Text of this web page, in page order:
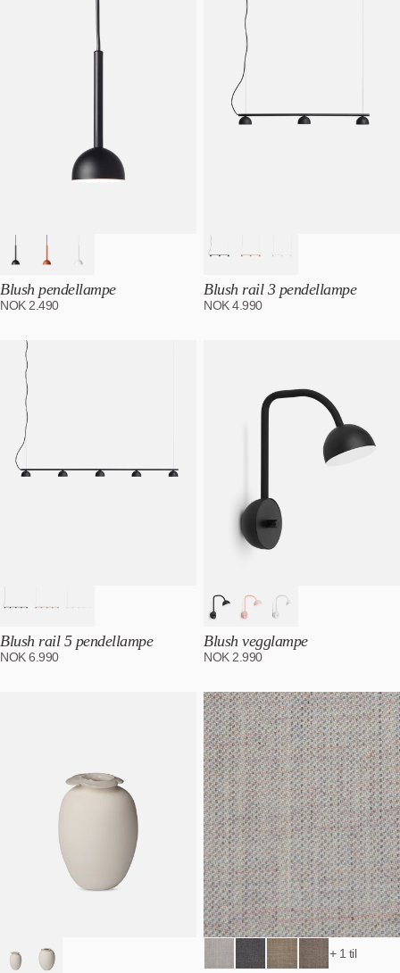
Blush pendellampe
NOK 2.490
Blush rail 3 pendellampe
NOK4.990
Blush rail 5 pendellampe
NOK6.990
Blush vegglampe
NOK2.990
+ 1 til